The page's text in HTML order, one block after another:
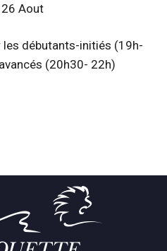
Aout
débutants-initiés (19h-
(20h30- 22h)